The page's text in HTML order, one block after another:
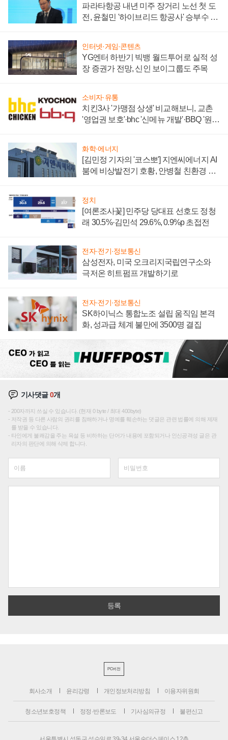
파라타항공 내년 미주 장거리 노선 첫 도
전, 윤철민 '하이브리드 항공사' 승부수 통
인터넷·게임·콘텐츠
YG엔터 하반기 빅뱅 월드투어로 실적 성
장 증권가 전망, 신인 보이그룹도 주목
소비자·유통
치킨3사 '가맹점 상생' 비교해보니, 교촌
'영업권 보호'·bhc '신메뉴 개발'·BBQ '원가
화학·에너지
[김민정 기자의 '코스뽀'] 지엔씨에너지 AI
붐에 비상발전기 호황, 안병철 친환경 에
정치
[여론조사꽃] 민주당 당대표 선호도 정청
래 30.5%·김민석 29.6%, 0.9%p 초접전
전자·전기·정보통신
삼성전자, 미국 오크리지국립연구소와
극저온 히트펌프 개발하기로
전자·전기·정보통신
SK하이닉스 통합노조 설립 움직임 본격
화, 성과급 체계 불만에 3500명 결집
기사댓글0개
200자까지 쓰실 수 있습니다. (현재 0 byte / 최대 400byte)
저작권 등 다른 사람의 권리를 침해하거나 명예를 훼손하는 댓글은 관련 법률에 의해 제재
를 받을 수 있습니다.
타인에게 불쾌감을 주는 욕설 등 비하하는 단어가 내용에 포함되거나 인신공격성 글은 관
리자의 판단에 의해 삭제 합니다.
PC버전
회사소개 윤리강령 개인정보처리방침 이용자위원회
청소년보호정책 정정·반론보도 기사심의규정 불편신고